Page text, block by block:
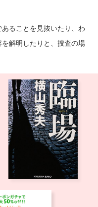
ることを見抜いたり、わ
解明したりと、捜査の場